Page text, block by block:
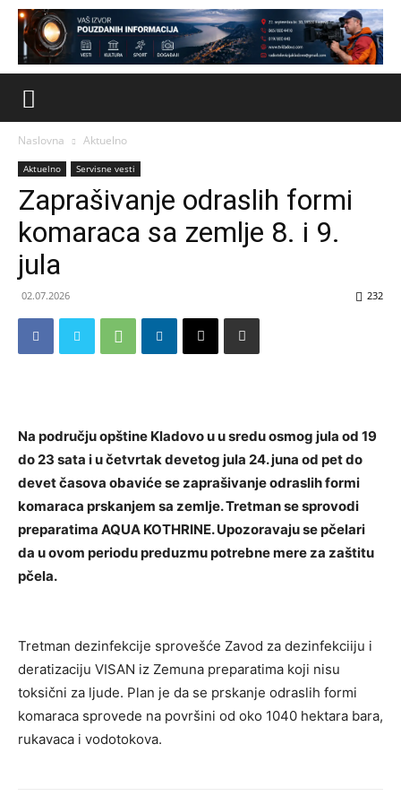
Naslovna Aktuelno
Aktuelno Servisne vesti
Zaprašivanje odraslih formi
komaraca sa zemlje 8. i 9.
jula
02.07.2026 232
Na području opštine Kladovo u u sredu osmog jula od 19
do 23 sata i u četvrtak devetog jula 24. juna od pet do
devet časova obaviće se zaprašivanje odraslih formi
komaraca prskanjem sa zemlje. Tretman se sprovodi
preparatima AQUA KOTHRINE. Upozoravaju se pčelari
da u ovom periodu preduzmu potrebne mere za zaštitu
pčela.
Tretman dezinfekcije sprovešće Zavod za dezinfekciiju i
deratizaciju VISAN iz Zemuna preparatima koji nisu
toksični za ljude. Plan je da se prskanje odraslih formi
komaraca sprovede na površini od oko 1040 hektara bara,
rukavaca i vodotokova.